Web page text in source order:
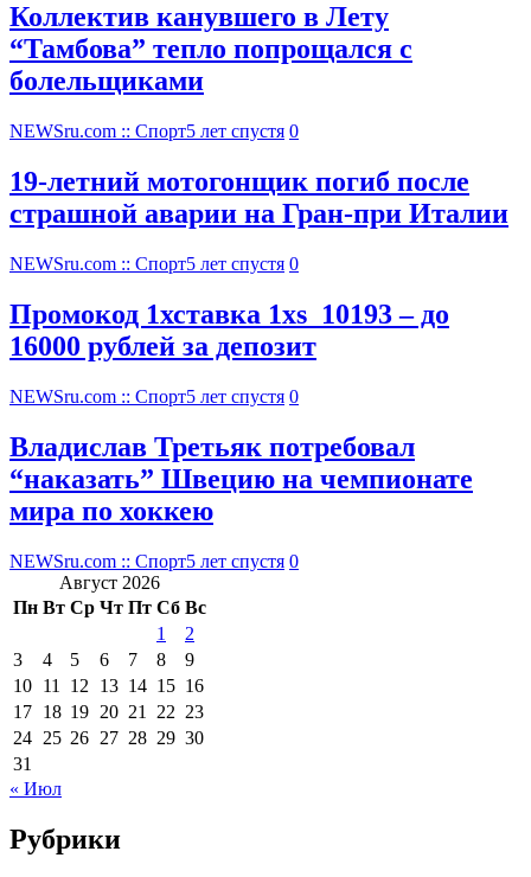
Коллектив канувшего в Лету
“Тамбова” тепло попрощался с
болельщиками
NEWSru.com :: Спорт5 лет спустя 0
19-летний мотогонщик погиб после
страшной аварии на Гран-при Италии
NEWSru.com :: Спорт5 лет спустя 0
Промокод 1хставка 1xs_10193 – до
16000 рублей за депозит
NEWSru.com :: Спорт5 лет спустя 0
Владислав Третьяк потребовал
“наказать” Швецию на чемпионате
мира по хоккею
NEWSru.com :: Спорт5 лет спустя 0
Август 2026
Пн Вт Ср Чт Пт Сб Вс
1
2
3
4 5 6 7 8
9
10 11 12 13 14 15 16
17 18 19 20 21 22 23
24 25 26 27 28 29 30
31
« Июл
Рубрики